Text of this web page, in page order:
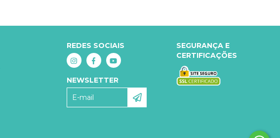
REDES SOCIAIS
NEWSLETTER
SEGURANÇA E
CERTIFICAÇÕES